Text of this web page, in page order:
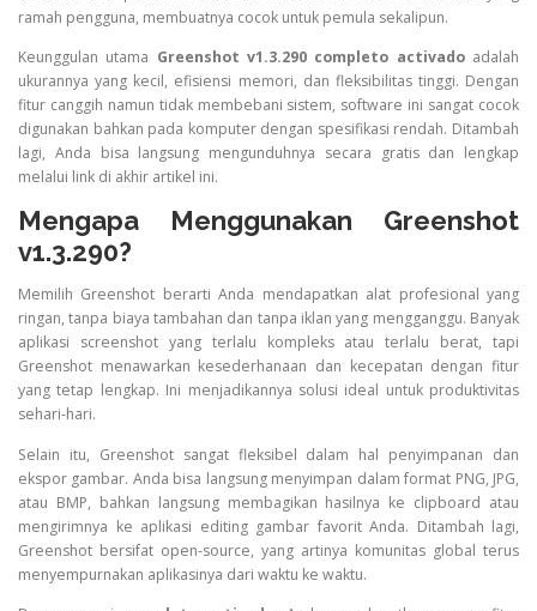
ramah pengguna, membuatnya cocok untuk pemula sekalipun.
Keunggulan utama Greenshot v1.3.290 completo activadoadalah
ukurannya yang kecil, efisiensi memori, dan fleksibilitas tinggi. Dengan
fitur canggih namun tidak membebani sistem, software ini sangat cocok
digunakan bahkan pada komputer dengan spesifikasi rendah. Ditambah
lagi, Anda bisa langsung mengunduhnya secara gratis dan lengkap
melalui link di akhir artikel ini.
Mengapa Menggunakan Greenshot
v1.3.290?
Memilih Greenshot berarti Anda mendapatkan alat profesional yang
ringan, tanpa biaya tambahan dan tanpa iklan yang mengganggu. Banyak
aplikasi screenshot yang terlalu kompleks atau terlalu berat, tapi
Greenshot menawarkan kesederhanaan dan kecepatan dengan fitur
yang tetap lengkap. Ini menjadikannya solusi ideal untuk produktivitas
sehari-hari.
Selain itu, Greenshot sangat fleksibel dalam hal penyimpanan dan
ekspor gambar. Anda bisa langsung menyimpan dalam format PNG, JPG,
atau BMP, bahkan langsung membagikan hasilnya ke clipboard atau
mengirimnya ke aplikasi editing gambar favorit Anda. Ditambah lagi,
Greenshot bersifat open-source, yang artinya komunitas global terus
menyempurnakan aplikasinya dari waktu ke waktu.